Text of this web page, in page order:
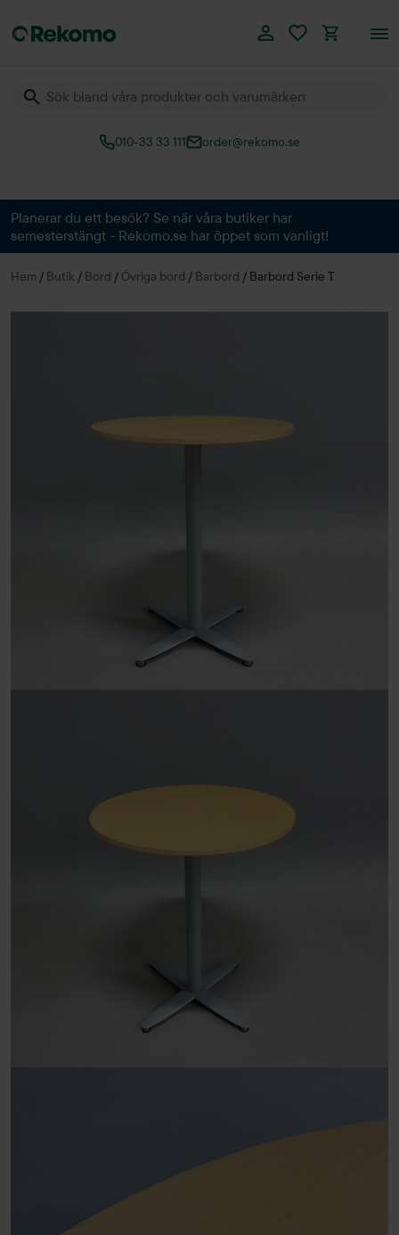
010-33 33 111 order@rekomo.se
Planerar du ett besök? Se när våra butiker har
semesterstängt - Rekomo.se har öppet som vanligt!
Hem / Butik / Bord / Övriga bord / Barbord / Barbord Serie T